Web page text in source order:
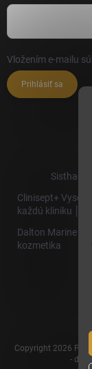
Vložením e-mailu
Prihlásiť sa
Clinisept+
každú kliniku │
Dalton Marine
kozmetika
Copyright 2026
-